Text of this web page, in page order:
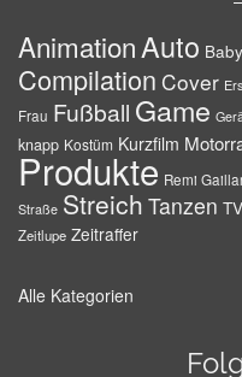
AnimationAuto Baby
Compilation Cover
Frau Fußball Game
knapp Kostüm Kurzfilm
Produkte Remi
Straße Streich Tanzen TV
Zeitlupe Zeitraffer
Alle Kategorien